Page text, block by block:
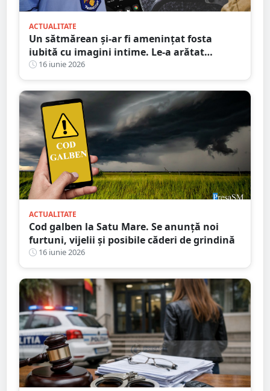
ACTUALITATE
Un sătmărean și-ar fi amenințat fosta
iubită cu imagini intime. Le-a arătat
actualului iubit
16 iunie 2026
ACTUALITATE
Cod galben la Satu Mare. Se anunță noi
furtuni, vijelii și posibile căderi de grindină
16 iunie 2026